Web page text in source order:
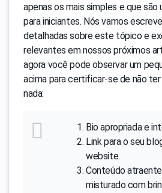
apenas os mais simples e que
para iniciantes. Nós vamos
detalhadas sobre este tópico e
relevantes em nossos próximos
agora você pode observar um
acima para certificar-se de não
nada:
Bio apropriada e
Link para o seu
website.
Conteúdo
misturado com